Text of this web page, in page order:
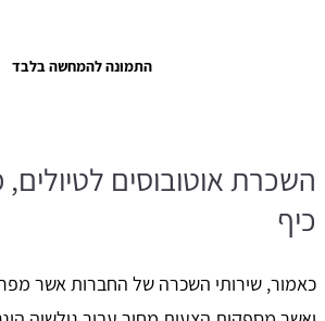
התמונה להמחשה בלבד
השכרת אוטובוסים לטיולים,
כיף
כאמור, שירותי השכרה של החברות אשר